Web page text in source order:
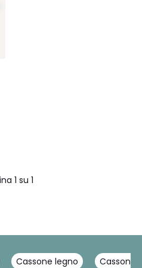
1 su 1
Cassone legno Cassoni